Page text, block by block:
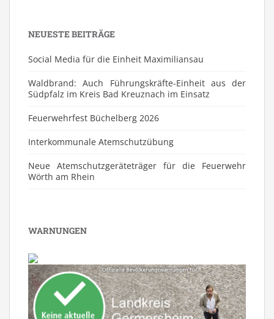
NEUESTE BEITRÄGE
Social Media für die Einheit Maximiliansau
Waldbrand: Auch Führungskräfte-Einheit aus der
Südpfalz im Kreis Bad Kreuznach im Einsatz
Feuerwehrfest Büchelberg 2026
⁠Interkommunale Atemschutzübung
Neue Atemschutzgeräteträger für die Feuerwehr
Wörth am Rhein
WARNUNGEN